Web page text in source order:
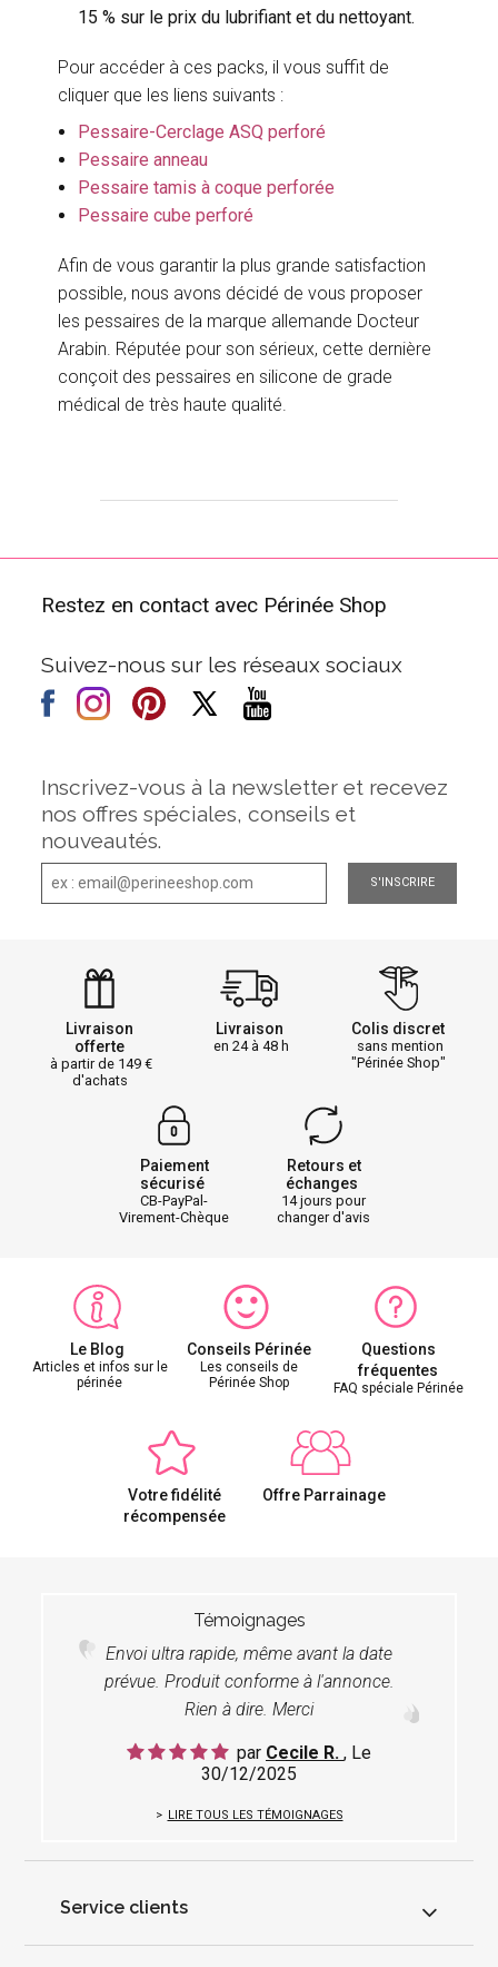
15 % sur le prix du lubrifiant et du nettoyant.
Pour accéder à ces packs, il vous suffit de
cliquer que les liens suivants :
Pessaire-Cerclage ASQ perforé
Pessaire anneau
Pessaire tamis à coque perforée
Pessaire cube perforé
Afin de vous garantir la plus grande satisfaction
possible, nous avons décidé de vous proposer
les pessaires de la marque allemande Docteur
Arabin. Réputée pour son sérieux, cette dernière
conçoit des pessaires en silicone de grade
médical de très haute qualité.
Restez en contact avec Périnée Shop
Suivez-nous sur les réseaux sociaux
Inscrivez-vous à la newsletter et recevez
nos offres spéciales, conseils et
nouveautés.
S'INSCRIRE
Livraison
offerte
à partir de 149
d'achats
Livraison
en 24 à 48 h
Colis discret
sans mention
"Périnée Shop"
Paiement
sécurisé
CB-PayPal-
Virement-Chèque
Retours et
échanges
14 jours pour
changer d'avis
Le Blog
Articles et infos sur le
périnée
Conseils Périnée
Les conseils de
Périnée Shop
Questions
fréquentes
FAQ spéciale Périnée
Votre fidélité
récompensée
Offre Parrainage
Témoignages
Envoi ultra rapide, même avant la date
prévue. Produit conforme à l'annonce.
Rien à dire. Merci
par Cecile R. , Le
30/12/2025
LIRE TOUS LES TÉMOIGNAGES
Service clients